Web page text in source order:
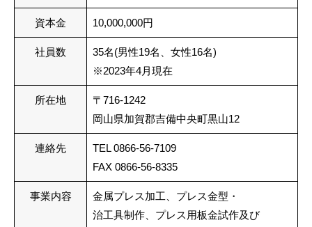
資本金 10,000,000円
社員数
35名(男性19名、女性16名)
※2023年4月現在
所在地
〒716-1242
岡山県加賀郡吉備中央町黒山12
連絡先
TEL 0866-56-7109
FAX 0866-56-8335
事業内容
金属プレス加工、プレス金型・
治工具制作、プレス用板金試作及び